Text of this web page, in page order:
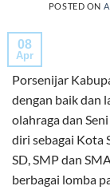
POSTED ON
08
Apr
Porsenijar
dengan baik dan
olahraga dan
diri sebagai Kota
SD, SMP dan
berbagai lomba